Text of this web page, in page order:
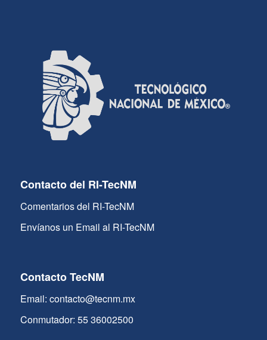
Contacto del RI-TecNM
Comentarios del RI-TecNM
Envíanos un Email al RI-TecNM
Contacto TecNM
Email: contacto@tecnm.mx
Conmutador: 55 36002500